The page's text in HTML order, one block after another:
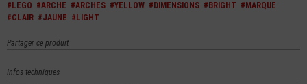
#LEGO #ARCHE #ARCHES #YELLOW #DIMENSIONS #BRIGHT #MARQUE
#CLAIR #JAUNE #LIGHT
Partager ce produit
Infos techniques